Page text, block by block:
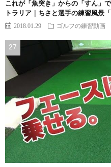
これが「魚突き」からの「すん」
トラリア｜ちさと選手の練習風景
2018.01.29 ゴルフの練習動画